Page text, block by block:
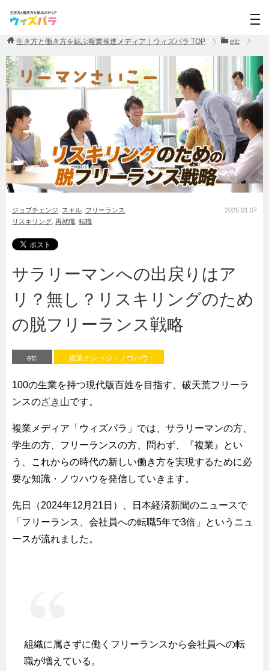
生き方と働き方を結ぶ複業推進メディア｜ウィズパラ TOP etc
ジョブチェンジ スキル フリーランス
リスキリング 再就職 転職
2025.01.07
サラリーマンへの出戻りはア
リ？無し？リスキリングのため
の脱フリーランス戦略
etc 複業ナレッジ・ノウハウ
100の生業を持つ現代版百姓を目指す、破天荒フリーラ
ンスのざき山です。
複業メディア「ウィズパラ」では、サラリーマンの方、
学生の方、フリーランスの方、問わず、『複業』とい
う、これからの時代の新しい働き方を実現するために必
要な知識・ノウハウを発信していきます。
先日（2024年12月21日）、日本経済新聞のニュースで
「フリーランス、会社員への転職5年で3倍」というニュ
ースが流れました。
組織に属さずに働くフリーランスから会社員への転
職が増えている。